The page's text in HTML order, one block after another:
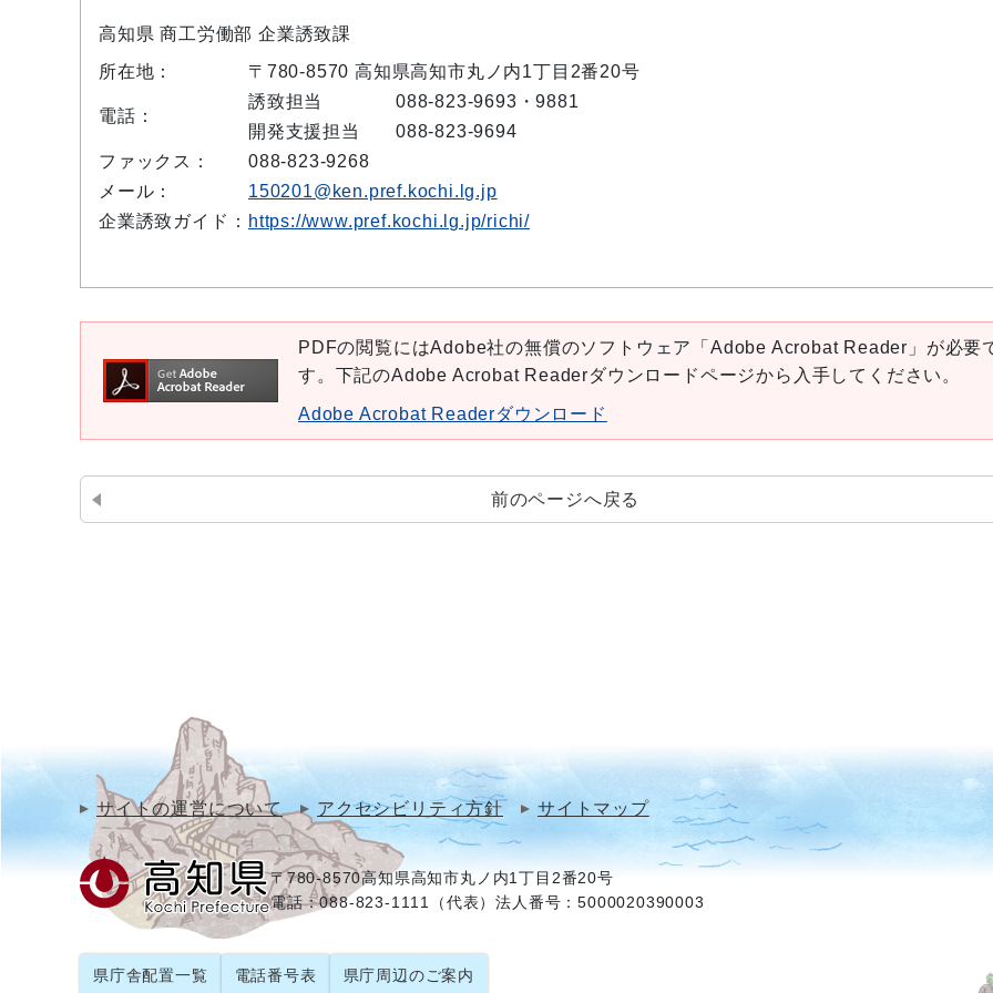
高知県 商工労働部 企業誘致課
所在地：
〒780-8570 高知県高知市丸ノ内1丁目2番20号
電話：
誘致担当
088-823-9693・9881
開発支援担当
088-823-9694
ファックス：
088-823-9268
メール：
150201@ken.pref.kochi.lg.jp
企業誘致ガイド： https://www.pref.kochi.lg.jp/richi/
PDFの閲覧にはAdobe社の無償のソフトウェア「Adobe Acrobat Reader」が必要
す。下記のAdobe Acrobat Readerダウンロードページから入手してください。
Adobe Acrobat Readerダウンロード
前のページへ戻る
サイトの運営について アクセシビリティ方針 サイトマップ
〒780-8570高知県高知市丸ノ内1丁目2番20号
電話：088-823-1111（代表）法人番号：5000020390003
県庁舎配置一覧 電話番号表 県庁周辺のご案内